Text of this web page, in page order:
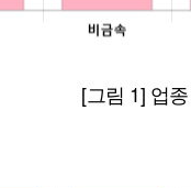
[그림 1] 업